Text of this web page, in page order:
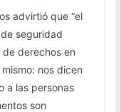
advirtió que “el
seguridad
derechos en
nos dicen
a las personas
son